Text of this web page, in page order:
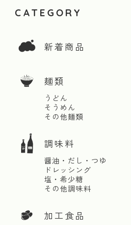
CATEGORY
新着商品
麺類
うどん
そうめん
その他麺類
調味料
醤油・だし・つゆ
ドレッシング
塩・希少糖
その他調味料
加工食品